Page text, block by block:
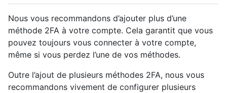
Nous vous recommandons d’ajouter plus d’une
méthode 2FA à votre compte. Cela garantit que vous
pouvez toujours vous connecter à votre compte,
même si vous perdez l’une de vos méthodes.
Outre l’ajout de plusieurs méthodes 2FA, nous vous
recommandons vivement de configurer plusieurs